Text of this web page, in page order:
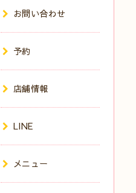
お問い合わせ
予約
店舗情報
LINE
メニュー